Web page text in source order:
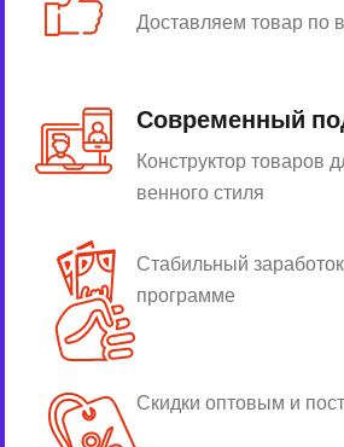
Доставляем товар по
Современный
Конструктор товаров
венного стиля
Стабильный
программе
Скидки оптовым и